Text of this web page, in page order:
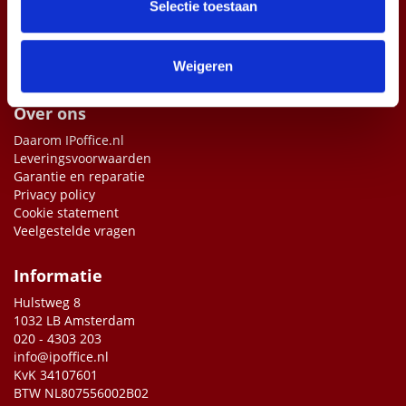
partners kunnen deze gegevens combineren met andere
informatie die u aan ze heeft verstrekt of die ze hebben
Selectie toestaan
Weigeren
Over ons
Daarom IPoffice.nl
Leveringsvoorwaarden
Garantie en reparatie
Privacy policy
Cookie statement
Veelgestelde vragen
Informatie
Hulstweg 8
1032 LB Amsterdam
020 - 4303 203
info@ipoffice.nl
KvK 34107601
BTW NL807556002B02